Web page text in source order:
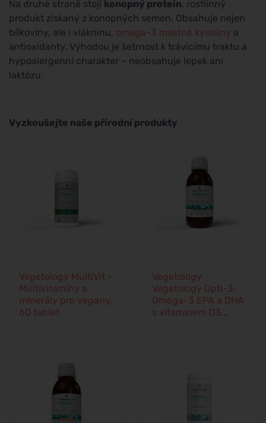
Na druhé straně stojí konopný protein, rostlinný
produkt získaný z konopných semen. Obsahuje nejen
bílkoviny, ale i vlákninu, omega-3 mastné kyseliny a
antioxidanty. Výhodou je šetrnost k trávicímu traktu a
hypoalergenní charakter – neobsahuje lepek ani
laktózu.
Vyzkoušejte naše přírodní produkty
Vegetology MultiVit -
Multivitamíny a
minerály pro vegany,
60 tablet
Vegetology
Vegetology Opti-3,
Omega-3 EPA a DHA
s vitaminem D3,